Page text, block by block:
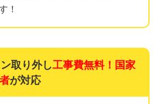
！
取り外し工事費無料！ 国家
が対応